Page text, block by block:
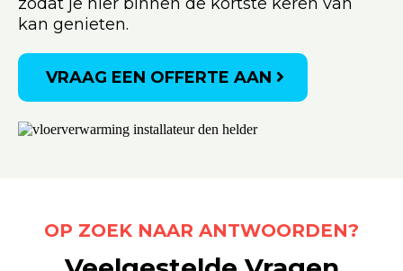
kan genieten.
VRAAG EEN OFFERTE AAN
OP ZOEK NAAR ANTWOORDEN?